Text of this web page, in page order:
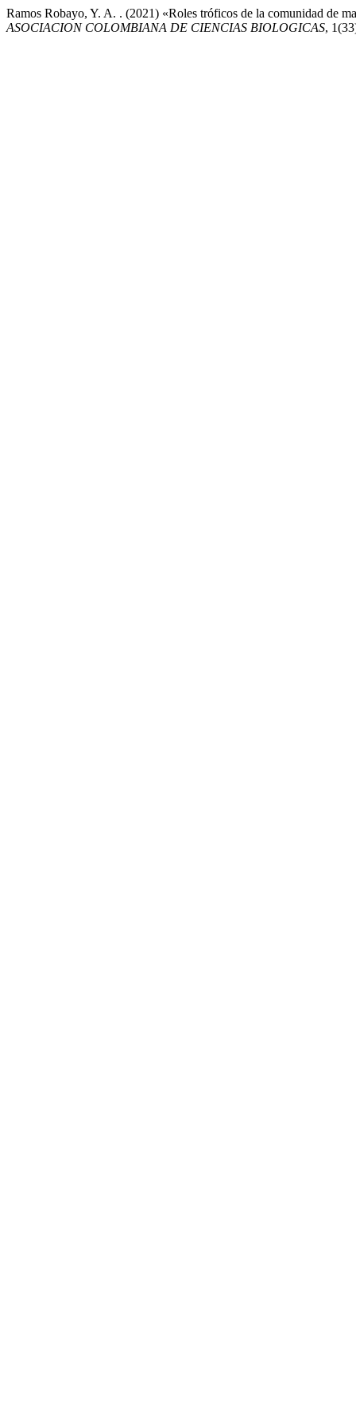
Ramos Robayo, Y. A. . (2021) «Roles tróficos de la comunidad de
ASOCIACION COLOMBIANA DE CIENCIAS BIOLOGICAS,